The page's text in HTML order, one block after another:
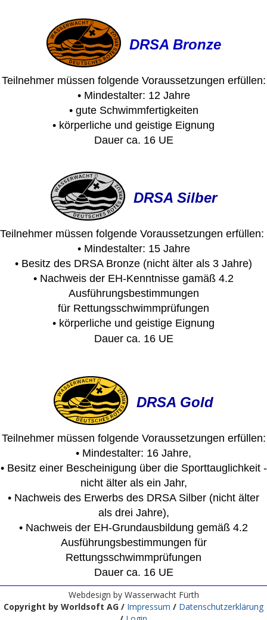
DRSA Bronze
Teilnehmer müssen folgende Voraussetzungen erfüllen:
• Mindestalter: 12 Jahre
• gute Schwimmfertigkeiten
• körperliche und geistige Eignung
Dauer ca. 16 UE
DRSA Silber
Teilnehmer müssen folgende Voraussetzungen erfüllen:
• Mindestalter: 15 Jahre
• Besitz des DRSA Bronze (nicht älter als 3 Jahre)
• Nachweis der EH-Kenntnisse gamäß 4.2
Ausführungsbestimmungen
für Rettungsschwimmprüfungen
• körperliche und geistige Eignung
Dauer ca. 16 UE
DRSA Gold
Teilnehmer müssen folgende Voraussetzungen erfüllen:
• Mindestalter: 16 Jahre,
• Besitz einer Bescheinigung über die Sporttauglichkeit -
nicht älter als ein Jahr,
• Nachweis des Erwerbs des DRSA Silber (nicht älter
als drei Jahre),
• Nachweis der EH-Grundausbildung gemäß 4.2
Ausführungsbestimmungen für
Rettungsschwimmprüfungen
Dauer ca. 16 UE
Webdesign by Wasserwacht Fürth
Copyright by Worldsoft AG / Impressum / Datenschutzerklärung